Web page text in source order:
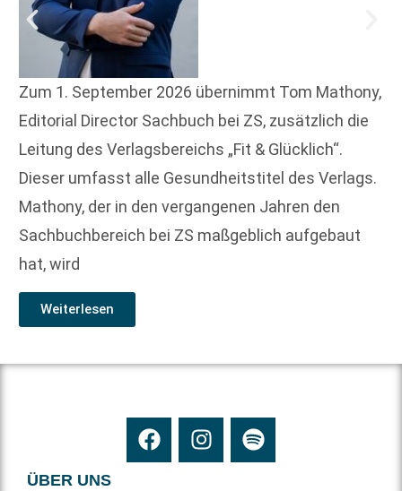
Zum 1. September 2026 übernimmt Tom Mathony,
Editorial Director Sachbuch bei ZS, zusätzlich die
Leitung des Verlagsbereichs „Fit & Glücklich“.
Dieser umfasst alle Gesundheitstitel des Verlags.
Mathony, der in den vergangenen Jahren den
Sachbuchbereich bei ZS maßgeblich aufgebaut
hat, wird
Weiterlesen
ÜBER UNS